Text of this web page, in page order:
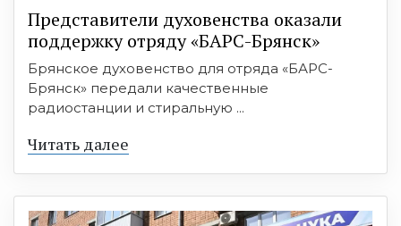
Представители духовенства оказали
поддержку отряду «БАРС-Брянск»
Брянское духовенство для отряда «БАРС-
Брянск» передали качественные
радиостанции и стиральную ...
Читать далее